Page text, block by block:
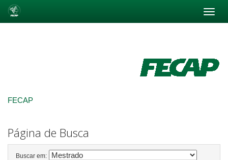
FECAP
Página de Busca
Buscar em: